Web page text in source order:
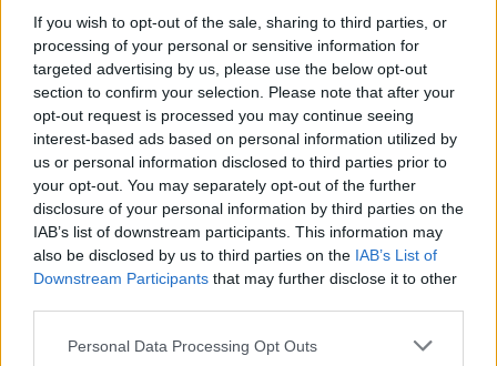
If you wish to opt-out of the sale, sharing to third parties, or
processing of your personal or sensitive information for
targeted advertising by us, please use the below opt-out
section to confirm your selection. Please note that after your
opt-out request is processed you may continue seeing
interest-based ads based on personal information utilized by
us or personal information disclosed to third parties prior to
your opt-out. You may separately opt-out of the further
disclosure of your personal information by third parties on the
IAB’s list of downstream participants. This information may
also be disclosed by us to third parties on the IAB’s List of
Downstream Participants that may further disclose it to other
Please note that this website/app uses one or more Google
Personal Data Processing Opt Outs
Frontale Chiaramonti
Mortale Santa Teresa
Notizie Chiaramonti
Notizie Santa Teresa
Scontro Tra Panda
Statale 672
Inviaci le tue segnalazioni,
i tuoi video e le tue foto
Su WhatsApp al numero +39
345 356 7512
Notizie in tempo reale?